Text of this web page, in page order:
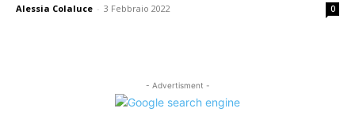
Alessia Colaluce - 3 Febbraio 2022 0
- Advertisment -